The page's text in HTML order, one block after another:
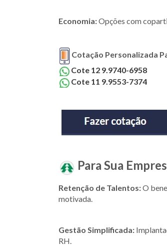
Economia:Opções com
Cotação Personalizada
Cote 12 9.9740-6958
Cote 11 9.9553-7374
Para Sua
Retenção de Talentos:O
motivada.
Gestão Simplificada:
RH.